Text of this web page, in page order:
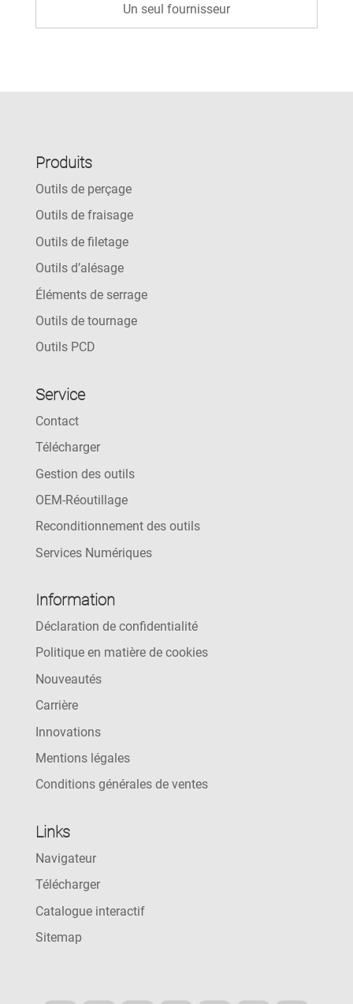
Un seul fournisseur
Produits
Outils de perçage
Outils de fraisage
Outils de filetage
Outils d’alésage
Éléments de serrage
Outils de tournage
Outils PCD
Service
Contact
Télécharger
Gestion des outils
OEM-Réoutillage
Reconditionnement des outils
Services Numériques
Information
Déclaration de confidentialité
Politique en matière de cookies
Nouveautés
Carrière
Innovations
Mentions légales
Conditions générales de ventes
Links
Navigateur
Télécharger
Catalogue interactif
Sitemap